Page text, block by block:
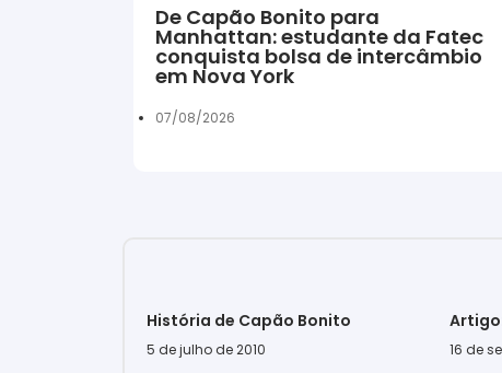
De Capão Bonito para
Manhattan: estudante da Fatec
conquista bolsa de intercâmbio
em Nova York
07/08/2026
História de Capão Bonito
5 de julho de 2010 16 de